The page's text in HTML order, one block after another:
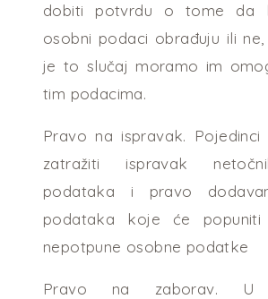
dobiti potvrdu o tome da
osobni podaci obrađuju ili
je to slučaj moramo im
tim podacima.
Pravo na ispravak.
zatražiti ispravak
podataka i pravo
podataka koje će
nepotpune osobne podatke
Pravo na zaborav. U